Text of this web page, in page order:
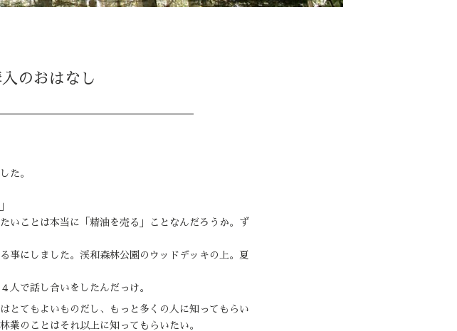
のおはなし
た。
いことは本当に「精油を売る」ことなんだろうか。ず
事にしました。渓和森林公園のウッドデッキの上。夏
人で話し合いをしたんだっけ。
とてもよいものだし、もっと多くの人に知ってもらい
業のことはそれ以上に知ってもらいたい。